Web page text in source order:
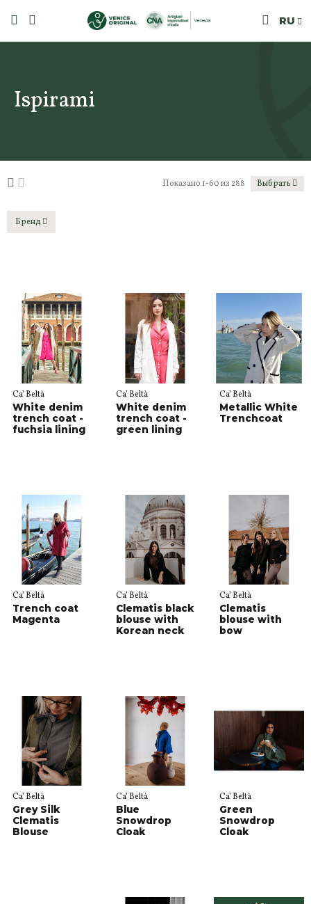
RU
Ispirami
Показано 1-60 из 288 Выбрать
Бренд
Ca’ Beltà
White denim
trench coat -
fuchsia lining
Ca’ Beltà
White denim
trench coat -
green lining
Ca’ Beltà
Metallic White
Trenchcoat
Ca’ Beltà
Trench coat
Magenta
Ca’ Beltà
Clematis black
blouse with
Korean neck
Ca’ Beltà
Clematis
blouse with
bow
Ca’ Beltà
Grey Silk
Clematis
Blouse
Ca’ Beltà
Blue
Snowdrop
Cloak
Ca’ Beltà
Green
Snowdrop
Cloak